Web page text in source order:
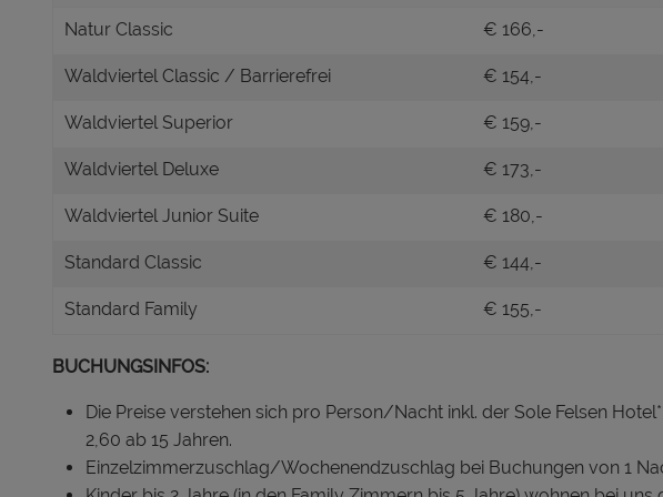
Natur Classic € 166,-
Waldviertel Classic / Barrierefrei € 154,-
Waldviertel Superior € 159,-
Waldviertel Deluxe € 173,-
Waldviertel Junior Suite € 180,-
Standard Classic € 144,-
Standard Family € 155,-
BUCHUNGSINFOS:
Die Preise verstehen sich pro Person/Nacht inkl. der Sole Felsen
2,60 ab 15 Jahren.
Einzelzimmerzuschlag/Wochenendzuschlag bei Buchungen von 1